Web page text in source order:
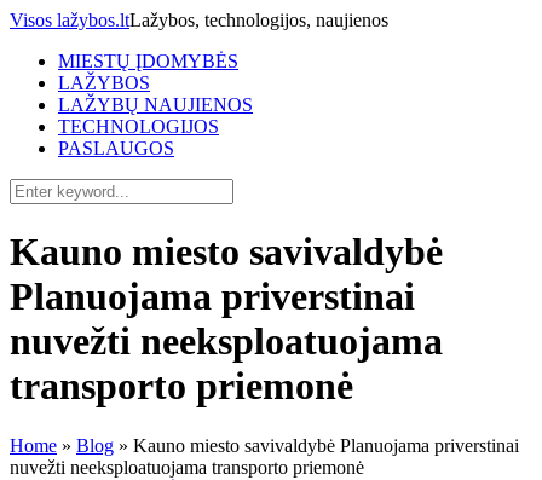
Visos lažybos.ltLažybos, technologijos, naujienos
MIESTŲ ĮDOMYBĖS
LAŽYBOS
LAŽYBŲ NAUJIENOS
TECHNOLOGIJOS
PASLAUGOS
Kauno miesto savivaldybė
Planuojama priverstinai
nuvežti neeksploatuojama
transporto priemonė
Home » Blog » Kauno miesto savivaldybė Planuojama priverstinai
nuvežti neeksploatuojama transporto priemonė